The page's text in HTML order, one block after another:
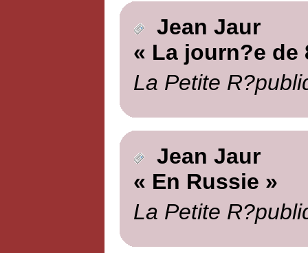
Jean Jaur
« La journ?e de
La Petite
Jean Jaur
« En Russie »
La Petite